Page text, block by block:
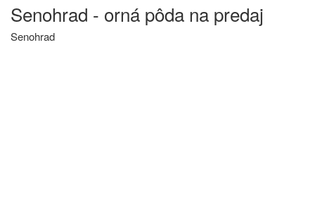
Senohrad - orná pôda na predaj
Senohrad